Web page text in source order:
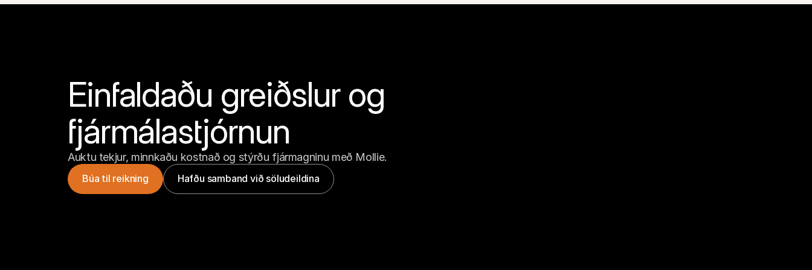
Einfaldaðu greiðslur og
fjármálastjórnun
Auktu tekjur, minnkaðu kostnað og stýrðu fjármagninu með Mollie.
Búa til reikning Hafðu samband við söludeildina